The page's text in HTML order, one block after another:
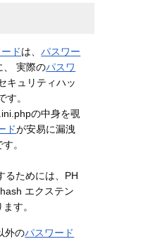
ドは、パスワー
、 実際のパスワ
キュリティハッ
す。
の中身を覗
ドが安易に漏洩
。
るためには、PH
エクステン
す。
外のパスワード